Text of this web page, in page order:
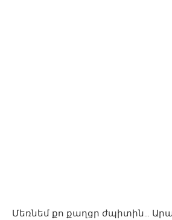
Մեռնեմ քո քաղցր ժպիտին…